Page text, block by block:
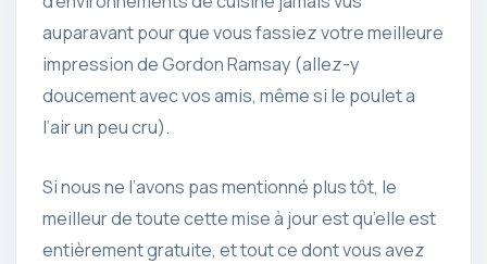
auparavant pour que vous fassiez votre meilleure
impression de Gordon Ramsay (allez-y
doucement avec vos amis, même si le poulet a
l’air un peu cru).
Si nous ne l’avons pas mentionné plus tôt, le
meilleur de toute cette mise à jour est qu’elle est
entièrement gratuite, et tout ce dont vous avez